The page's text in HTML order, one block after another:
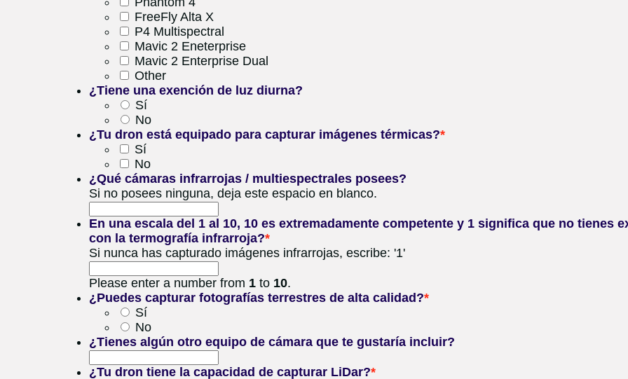
FreeFly Alta X
P4 Multispectral
Mavic 2 Eneterprise
Mavic 2 Enterprise Dual
Other
¿Tiene una exención de luz diurna?
Sí
No
¿Tu dron está equipado para capturar imágenes térmicas?*
Sí
No
¿Qué cámaras infrarrojas / multiespectrales posees?
Si no posees ninguna, deja este espacio en blanco.
En una escala del 1 al 10, 10 es extremadamente competente y 1 significa que no tienes
con la termografía infrarroja?*
Si nunca has capturado imágenes infrarrojas, escribe: '1'
Please enter a number from 1to 10.
¿Puedes capturar fotografías terrestres de alta calidad?*
Sí
No
¿Tienes algún otro equipo de cámara que te gustaría incluir?
¿Tu dron tiene la capacidad de capturar LiDar?*